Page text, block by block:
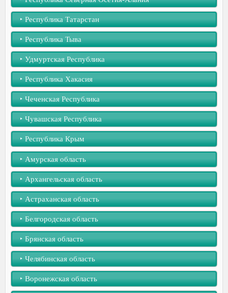
‣︎ Республика Татарстан
‣︎ Республика Тыва
‣︎ Удмуртская Республика
‣︎ Республика Хакасия
‣︎ Чеченская Республика
‣︎ Чувашская Республика
‣︎ Республика Крым
‣︎ Амурская область
‣︎ Архангельская область
‣︎ Астраханская область
‣︎ Белгородская область
‣︎ Брянская область
‣︎ Челябинская область
‣︎ Воронежская область